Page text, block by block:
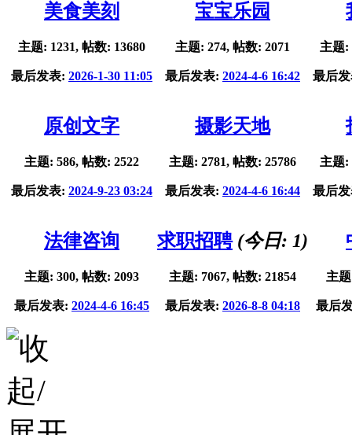
美食美刻
主题: 1231, 帖数: 13680
最后发表: 2026-1-30 11:05
宝宝乐园
主题: 274, 帖数: 2071
最后发表: 2024-4-6 16:42
主题:
最后
原创文字
主题: 586, 帖数: 2522
最后发表: 2024-9-23 03:24
摄影天地
主题: 2781, 帖数: 25786
最后发表: 2024-4-6 16:44
主题:
最后
法律咨询
主题: 300, 帖数: 2093
最后发表: 2024-4-6 16:45
求职招聘(今日: 1)
主题: 7067, 帖数: 21854
最后发表: 2026-8-8 04:18
主
最后